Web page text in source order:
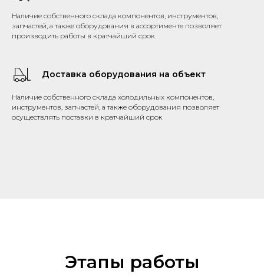
Наличие собственного склада компонентов, инструментов,
запчастей, а также оборудования в ассортименте позволяет
производить работы в кратчайший срок.
Доставка оборудования на объект
Наличие собственного склада холодильных компонентов,
инструментов, запчастей, а также оборудования позволяет
осуществлять поставки в кратчайший срок
Этапы работы